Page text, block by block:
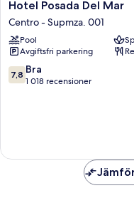
Hotel
Posada
Del
Mar
Centro
-
Supmza. 001
Hotel Posada Del Mar
Centro - Supmza. 001
Pool
Avgiftsfri parkering
7.8
av
7,8 Bra
1 018 recensioner